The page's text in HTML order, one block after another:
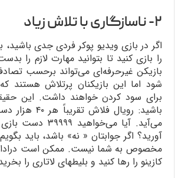
۲- ناسازگاری با تلاش زیاد
اگر در بازی ویدیو پوکر فردی جدی
را بازی کنید تا بتوانید مهارت لازم را
بازیکن غیرحرفه‌ای می‌تواند برحسب
شود اما این بازیکنان پرتلاش هستند
برای سود کردن خواهند داشت. این
باشید: رویال
می‌آید. آیا
آورید؟ اگر جوابتان « نه» باشد، باید
مخصوص به شما نیست. ممکن است
کازینو را رها کنید و بلیطهای لاتاری را